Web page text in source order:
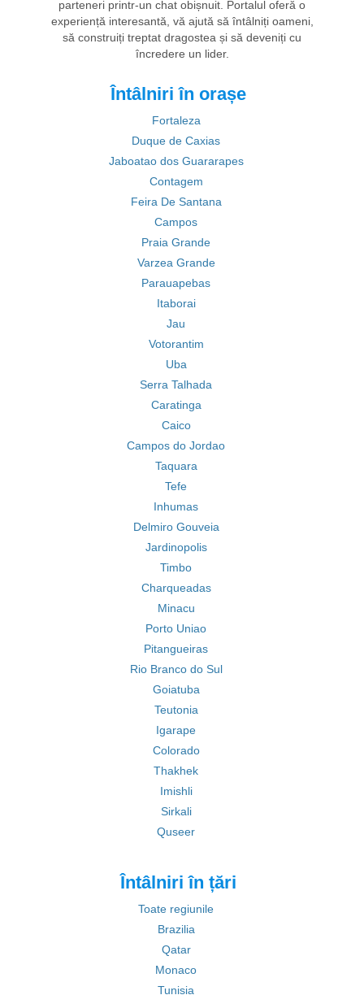
parteneri printr-un chat obișnuit. Portalul oferă o
experiență interesantă, vă ajută să întâlniți oameni,
să construiți treptat dragostea și să deveniți cu
încredere un lider.
Întâlniri în orașe
Fortaleza
Duque de Caxias
Jaboatao dos Guararapes
Contagem
Feira De Santana
Campos
Praia Grande
Varzea Grande
Parauapebas
Itaborai
Jau
Votorantim
Uba
Serra Talhada
Caratinga
Caico
Campos do Jordao
Taquara
Tefe
Inhumas
Delmiro Gouveia
Jardinopolis
Timbo
Charqueadas
Minacu
Porto Uniao
Pitangueiras
Rio Branco do Sul
Goiatuba
Teutonia
Igarape
Colorado
Thakhek
Imishli
Sirkali
Quseer
Întâlniri în țări
Toate regiunile
Brazilia
Qatar
Monaco
Tunisia